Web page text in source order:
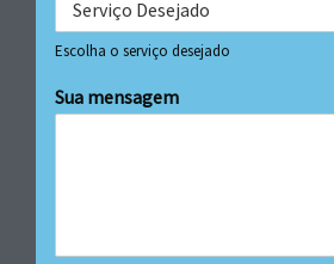
Escolha o serviço desejado
Sua mensagem